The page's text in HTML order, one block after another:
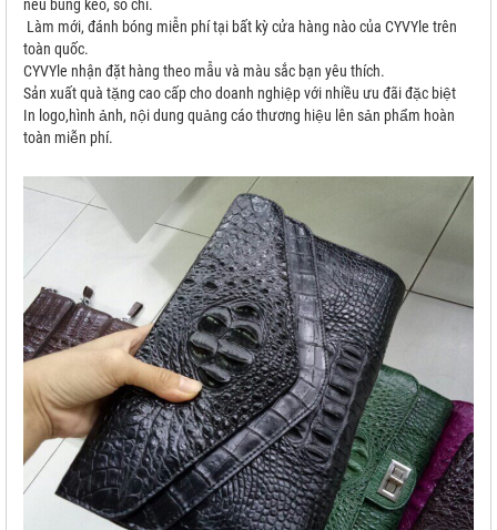
nếu bung keo, sổ chỉ.
Làm mới, đánh bóng miễn phí tại bất kỳ cửa hàng nào của CYVYle trên
toàn quốc.
CYVYle nhận đặt hàng theo mẫu và màu sắc bạn yêu thích.
Sản xuất quà tặng cao cấp cho doanh nghiệp với nhiều ưu đãi đặc biệt
In logo,hình ảnh, nội dung quảng cáo thương hiệu lên sản phẩm hoàn
toàn miễn phí.